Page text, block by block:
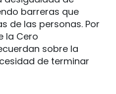
barreras que
de las personas. Por
la Cero
sobre la
de terminar